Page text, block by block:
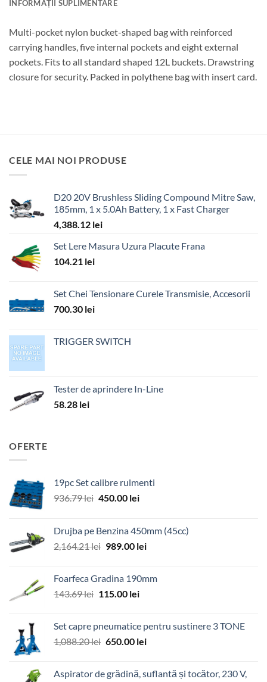
INFORMAȚII SUPLIMENTARE
Multi-pocket nylon bucket-shaped bag with reinforced
carrying handles, five internal pockets and eight external
pockets. Fits to all standard shaped 12L buckets. Drawstring
closure for security. Packed in polythene bag with insert card.
CELE MAI NOI PRODUSE
D20 20V Brushless Sliding Compound Mitre Saw,
185mm, 1 x 5.0Ah Battery, 1 x Fast Charger
4,388.12 lei
Set Lere Masura Uzura Placute Frana
104.21 lei
Set Chei Tensionare Curele Transmisie, Accesorii
700.30 lei
TRIGGER SWITCH
Tester de aprindere In-Line
58.28 lei
OFERTE
19pc Set calibre rulmenti
936.79lei Prețul
fost:
936.79 lei.
450.00 leiPrețul
450.00 lei.
Drujba pe Benzina 450mm (45cc)
2,164.21lei Prețul
fost:
2,164.21 lei.
989.00 leiPrețul
989.00 lei.
Foarfeca Gradina 190mm
143.69lei Prețul
fost:
143.69 lei.
115.00 leiPrețul
115.00 lei.
Set capre pneumatice pentru sustinere 3 TONE
1,088.20lei Prețul
fost:
650.00 leiPrețul
650.00 lei.
Aspirator de grădină, suflantă și tocător, 230 V,